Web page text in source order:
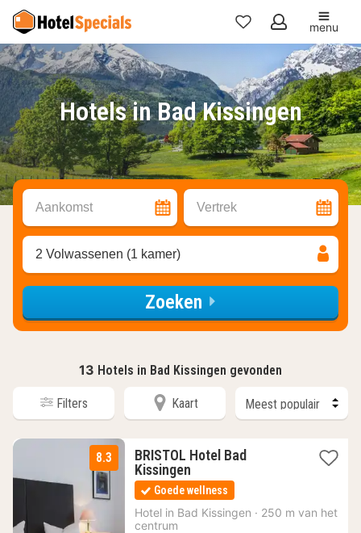
Mijn
favorieten
menu
Hotels in Bad Kissingen
Aankomst Vertrek
2 Volwassenen (1 kamer)
Zoeken
13 Hotels in Bad Kissingen gevonden
Filters Kaart
8.3
BRISTOL Hotel Bad
Kissingen1
nacht
vanaf
98
Goede wellness
Hotel in Bad Kissingen · 250 m van het
centrum